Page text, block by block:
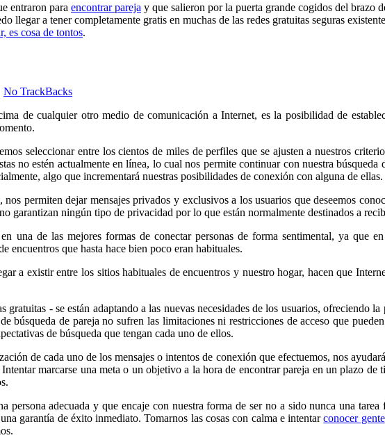
entraron para encontrar pareja y que salieron por la puerta grande cogidos del brazo
llegar a tener completamente gratis en muchas de las redes gratuitas seguras
es cosa de tontos.
No TrackBacks
de cualquier otro medio de comunicación a Internet, es la posibilidad de
seleccionar entre los cientos de miles de perfiles que se ajusten a nuestros
no estén actualmente en línea, lo cual nos permite continuar con nuestra búsqueda
algo que incrementará nuestras posibilidades de conexión con alguna de ellas.
permiten dejar mensajes privados y exclusivos a los usuarios que deseemos
garantizan ningún tipo de privacidad por lo que están normalmente destinados a
una de las mejores formas de conectar personas de forma sentimental, ya que
encuentros que hasta hace bien poco eran habituales.
a existir entre los sitios habituales de encuentros y nuestro hogar, hacen que
gratuitas - se están adaptando a las nuevas necesidades de los usuarios, ofreciendo
búsqueda de pareja no sufren las limitaciones ni restricciones de acceso que
de búsqueda que tengan cada uno de ellos.
de cada uno de los mensajes o intentos de conexión que efectuemos, nos
marcarse una meta o un objetivo a la hora de encontrar pareja en un plazo
persona adecuada y que encaje con nuestra forma de ser no a sido nunca una
garantía de éxito inmediato. Tomarnos las cosas con calma e intentarconocer gente